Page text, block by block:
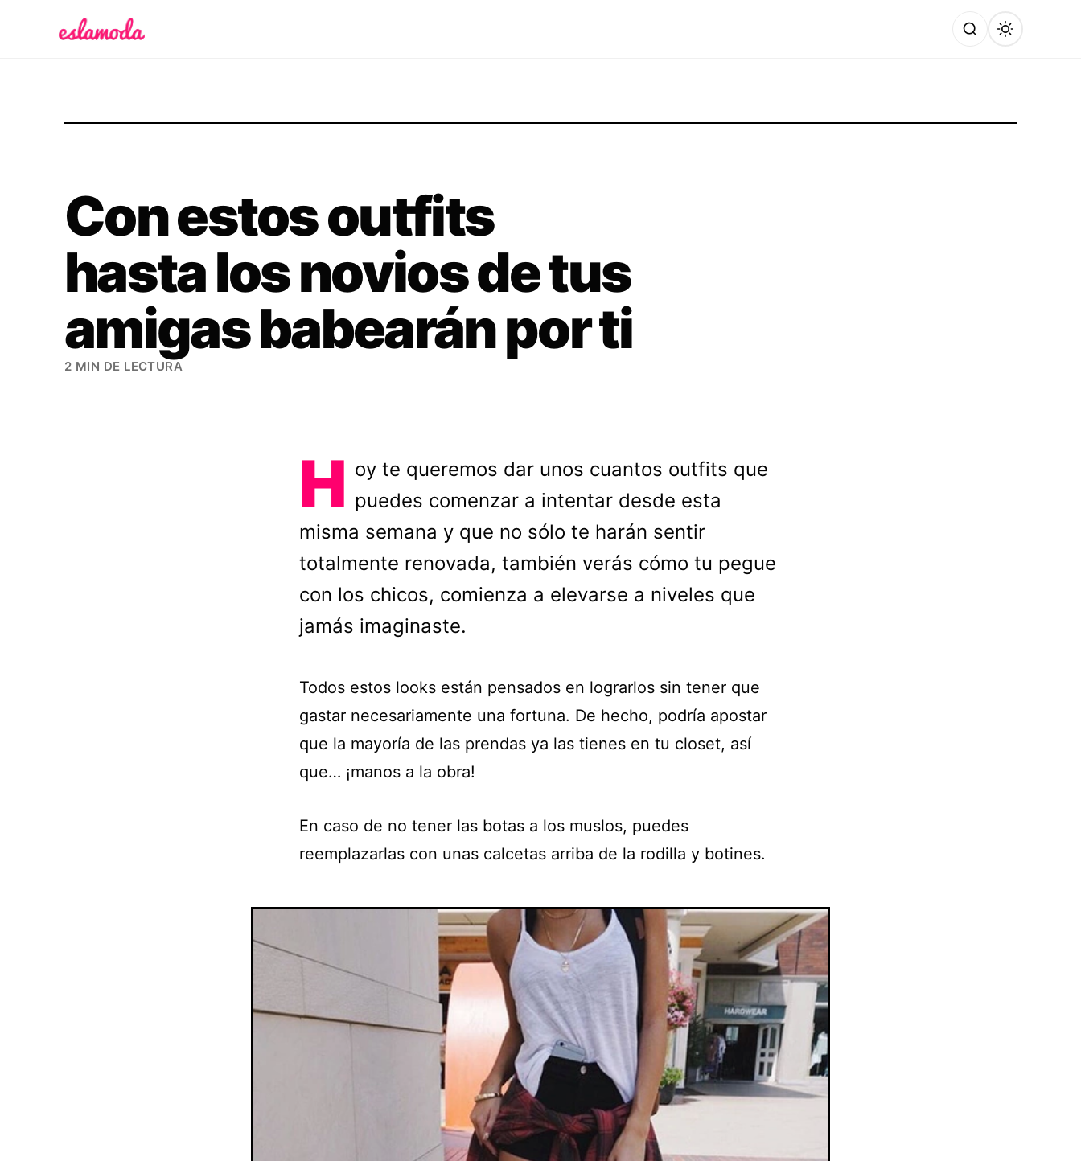
Con estos outfits
hasta los novios de tus
amigas babearán por ti
2 MIN DE LECTURA
H oy te queremos dar unos cuantos outfits que
puedes comenzar a intentar desde esta
misma semana y que no sólo te harán sentir
totalmente renovada, también verás cómo tu pegue
con los chicos, comienza a elevarse a niveles que
jamás imaginaste.
Todos estos looks están pensados en lograrlos sin tener que
gastar necesariamente una fortuna. De hecho, podría apostar
que la mayoría de las prendas ya las tienes en tu closet, así
que… ¡manos a la obra!
En caso de no tener las botas a los muslos, puedes
reemplazarlas con unas calcetas arriba de la rodilla y botines.